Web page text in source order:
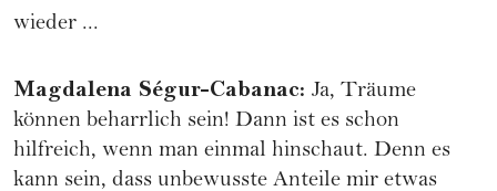
wieder ...
Magdalena Ségur-Cabanac: Ja, Träume
können beharrlich sein! Dann ist es schon
hilfreich, wenn man einmal hinschaut. Denn es
kann sein, dass unbewusste Anteile mir etwas